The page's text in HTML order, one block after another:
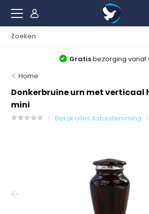
Gratisbezorging vanaf
Home
Donkerbruine urn met
mini
Bekijk alles Asbestemming